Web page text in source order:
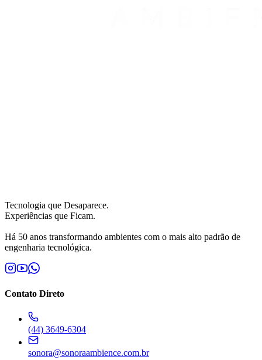
Tecnologia que Desaparece.
Experiências que Ficam.
Há 50 anos transformando ambientes com o mais alto padrão de
engenharia tecnológica.
Contato Direto
(44) 3649-6304
sonora@sonoraambience.com.br